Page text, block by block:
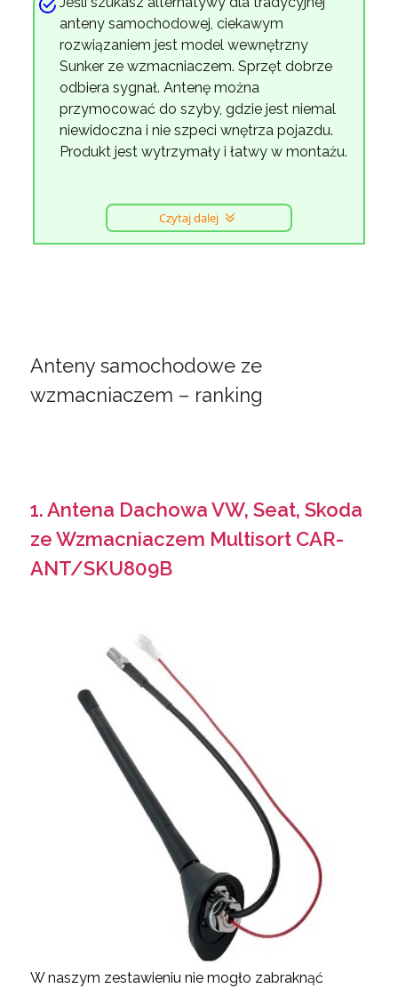
anteny samochodowej, ciekawym
rozwiązaniem jest model wewnętrzny
Sunker ze wzmacniaczem. Sprzęt dobrze
odbiera sygnał. Antenę można
przymocować do szyby, gdzie jest niemal
niewidoczna i nie szpeci wnętrza pojazdu.
Produkt jest wytrzymały i łatwy w montażu.
Czytaj dalej
Anteny samochodowe ze
wzmacniaczem – ranking
1. Antena Dachowa VW, Seat, Skoda
ze Wzmacniaczem Multisort CAR-
ANT/SKU809B
W naszym zestawieniu nie mogło zabraknąć